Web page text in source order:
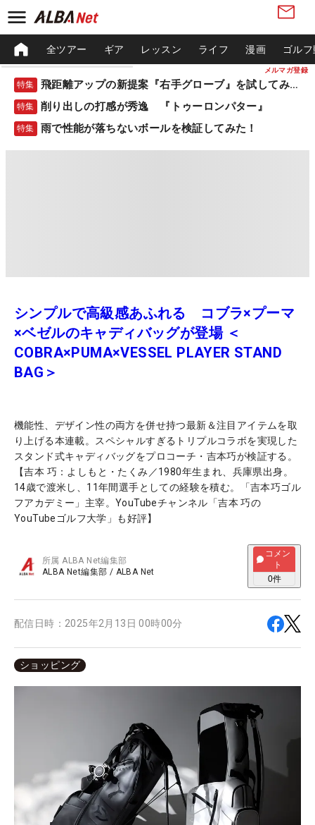
メルマガ登録
全ツアー ギア レッスン ライフ 漫画 ゴル
特集 飛距離アップの新提案『右手グローブ』を試してみた！
特集 削り出しの打感が秀逸 『トゥーロンパター』
特集 雨で性能が落ちないボールを検証してみた！
シンプルで高級感あふれる コブラ×プーマ
×ベゼルのキャディバッグが登場 ＜
COBRA×PUMA×VESSEL PLAYER STAND
BAG＞
機能性、デザイン性の両方を併せ持つ最新＆注目アイテムを取
り上げる本連載。スペシャルすぎるトリプルコラボを実現した
スタンド式キャディバッグをプロコーチ・吉本巧が検証する。
【吉本 巧：よしもと・たくみ／1980年生まれ、兵庫県出身。
14歳で渡米し、11年間選手としての経験を積む。「吉本巧ゴル
フアカデミー」主宰。YouTubeチャンネル「吉本 巧の
YouTubeゴルフ大学」も好評】
所属ALBA Net編集部
ALBA Net編集部 / ALBA Net
コメン
ト
0件
配信日時： 2025年2月13日 00時00分
ショッピング